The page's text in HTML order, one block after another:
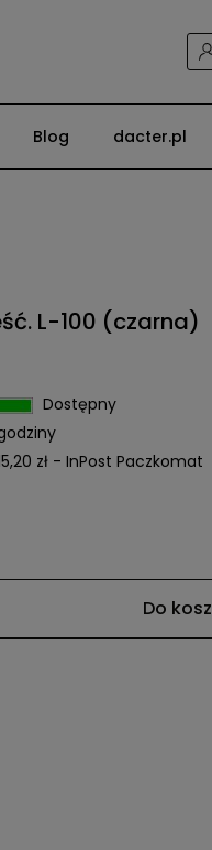
Blog dacter.pl
L-100 (czarna)
Dostępny
zł - InPost Paczkomat
Do